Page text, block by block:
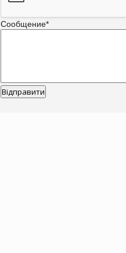
Сообщение*